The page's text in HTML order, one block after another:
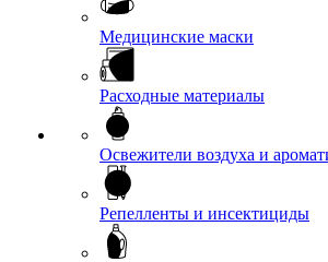
Медицинские маски
Расходные материалы
Освежители воздуха и
Репелленты и инсектициды